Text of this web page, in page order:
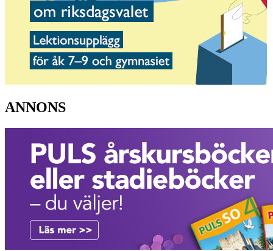
ANNONS